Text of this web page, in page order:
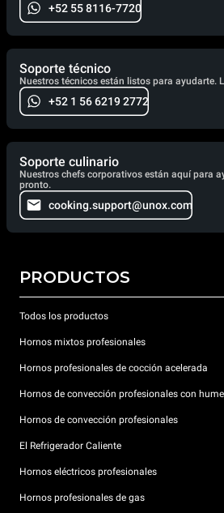
+52 55 8116-7720
Soporte técnico
Nuestros técnicos están listos para ayudarte.
+52 1 56 6219 2772
Soporte culinario
Nuestros chefs corporativos están aquí para
pronto.
cooking.support@unox.com
PRODUCTOS
Todos los productos
Hornos mixtos profesionales
Hornos profesionales de cocción acelerada
Hornos de convección profesionales con
Hornos de convección profesionales
El Refrigerador Caliente
Hornos eléctricos profesionales
Hornos profesionales de gas